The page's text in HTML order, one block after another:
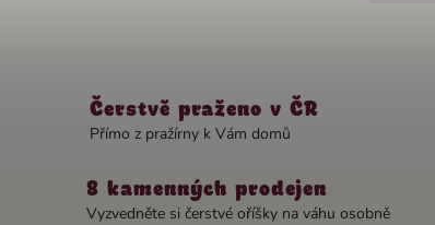
Čerstvě praženo v ČR
Přímo z pražírny k Vám domů
8 kamenných prodejen
Vyzvedněte si čerstvé oříšky na váhu osobně